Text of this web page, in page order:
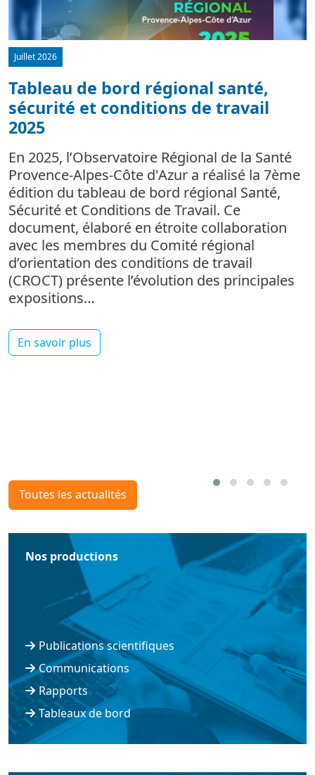
Juillet 2026
Tableau de bord régional santé,
sécurité et conditions de travail
2025
En 2025, l’Observatoire Régional de la Santé
Provence-Alpes-Côte d'Azur a réalisé la 7ème
édition du tableau de bord régional Santé,
Sécurité et Conditions de Travail. Ce
document, élaboré en étroite collaboration
avec les membres du Comité régional
d’orientation des conditions de travail
(CROCT) présente l’évolution des principales
expositions…
En savoir plus
Toutes les actualités
Nos productions
Publications scientifiques
Communications
Rapports
Tableaux de bord